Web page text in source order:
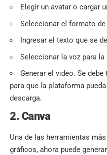
Elegir un avatar o cargar
Seleccionar el formato
Ingresar el texto que se
Seleccionar la voz para la
Generar el video. Se
para que la plataforma
descarga.
2. Canva
Una de las herramientas
gráficos, ahora puede